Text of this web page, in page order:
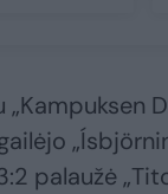
„Kampuksen
palaužė